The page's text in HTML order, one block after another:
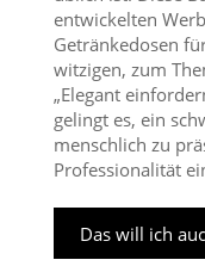
entwickelten
Getränkedosen
witzigen, zum
„Elegant
gelingt es, ein
menschlich zu
Professionalität
Das will ich